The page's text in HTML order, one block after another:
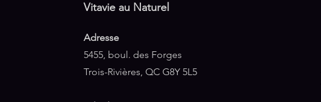
Vitavie au Naturel
Adresse
5455, boul. des Forges
Trois-Rivières, QC G8Y 5L5